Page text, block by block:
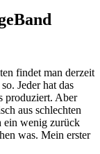
findet man derzeit
Jeder hat das
produziert. Aber
aus schlechten
ein wenig zurück
was. Mein erster